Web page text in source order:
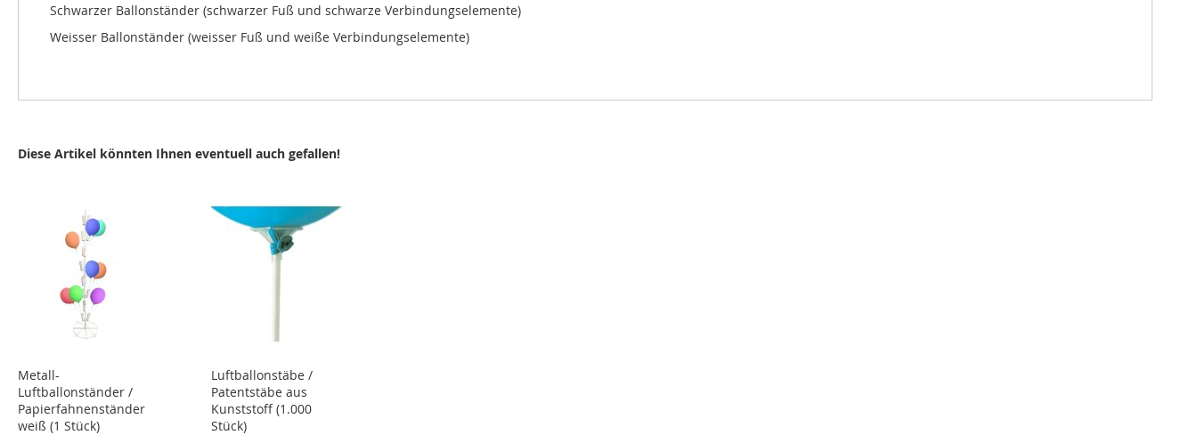
Schwarzer Ballonständer (schwarzer Fuß und schwarze Verbindungselemente)
Weisser Ballonständer (weisser Fuß und weiße Verbindungselemente)
Diese Artikel könnten Ihnen eventuell auch gefallen!
Metall-
Luftballonständer /
Papierfahnenständer
weiß (1 Stück)
Luftballonstäbe /
Patentstäbe aus
Kunststoff (1.000
Stück)